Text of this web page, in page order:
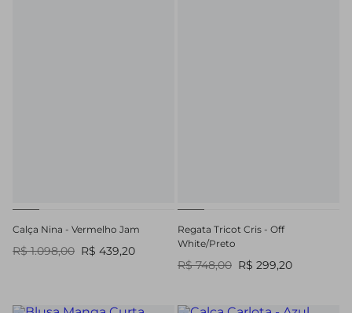
Calça Nina - Vermelho Jam
R$ 1.098,00 R$ 439,20
Regata Tricot Cris - Off
White/Preto
R$ 748,00 R$ 299,20